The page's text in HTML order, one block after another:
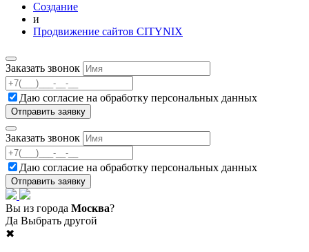
Создание
и
Продвижение сайтов CITYNIX
Заказать звонок
Даю согласие на обработку персональных данных
Заказать звонок
Даю согласие на обработку персональных данных
Вы из города Москва?
Да Выбрать другой
✖